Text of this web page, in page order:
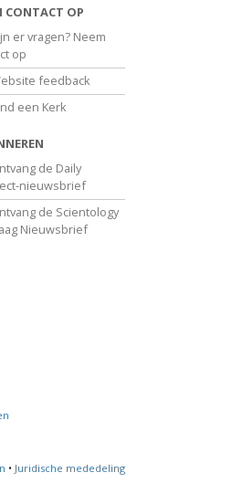
CONTACT OP
er vragen? Neem
op
feedback
een Kerk
de Daily
nieuwsbrief
de Scientology
Nieuwsbrief
• Juridische mededeling